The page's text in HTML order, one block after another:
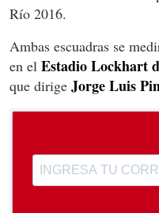
Río 2016.
Ambas escuadras se
en el Estadio Lockhart
que dirige Jorge Luis